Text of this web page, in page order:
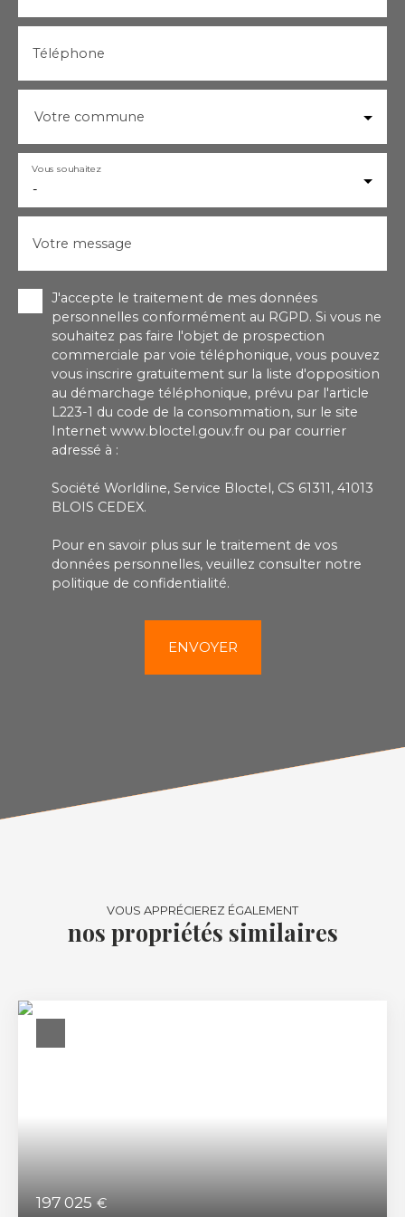
Téléphone
Votre commune
-
Vous souhaitez
Votre message
J'accepte le traitement de mes données
personnelles conformément au RGPD. Si vous ne
souhaitez pas faire l'objet de prospection
commerciale par voie téléphonique, vous pouvez
vous inscrire gratuitement sur la liste d'opposition
au démarchage téléphonique, prévu par l'article
L223-1 du code de la consommation, sur le site
Internet www.bloctel.gouv.fr ou par courrier
adressé à :
Société Worldline, Service Bloctel, CS 61311, 41013
BLOIS CEDEX.
Pour en savoir plus sur le traitement de vos
données personnelles, veuillez consulter notre
politique de confidentialité.
ENVOYER
VOUS APPRÉCIEREZ ÉGALEMENT
nos propriétés similaires
197 025 €